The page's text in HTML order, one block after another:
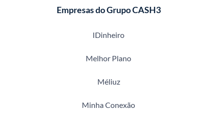
Empresas do Grupo CASH3
IDinheiro
Melhor Plano
Méliuz
Minha Conexão